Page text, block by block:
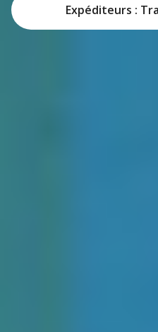
Expéditeurs :